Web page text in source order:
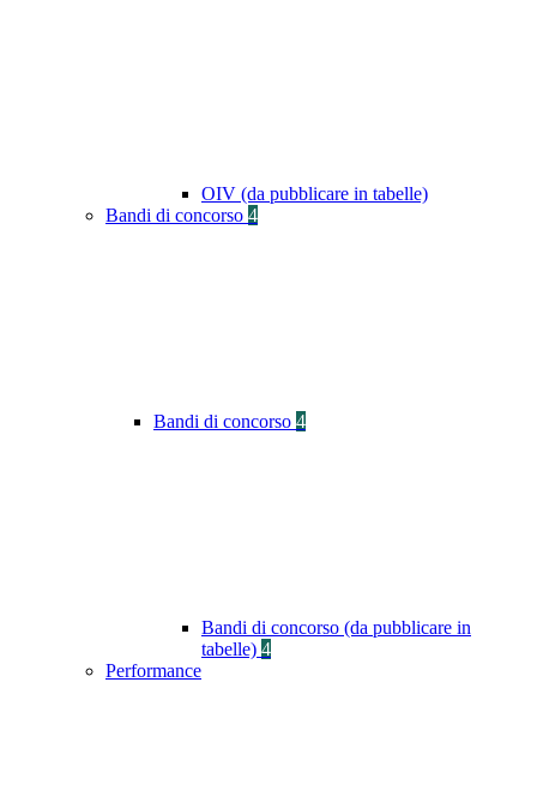
OIV (da pubblicare in tabelle)
Bandi di concorso 4
Bandi di concorso 4
Bandi di concorso (da pubblicare in
tabelle) 4
Performance